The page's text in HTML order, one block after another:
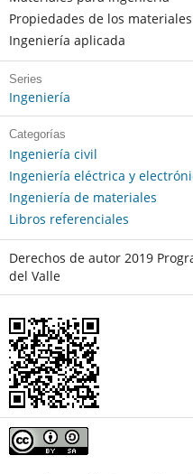
Propiedades de los materiales
Ingeniería aplicada
Series
Ingeniería
Categorías
Ingeniería civil
Ingeniería eléctrica y
Ingeniería de materiales
Libros referenciales
Derechos de autor 2019
del Valle